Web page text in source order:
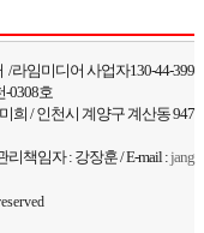
라임미디어 사업자130-44-399
-0308호
희 / 인천시 계양구 계산동 947
리책임자 : 강장훈 / E-mail :jang